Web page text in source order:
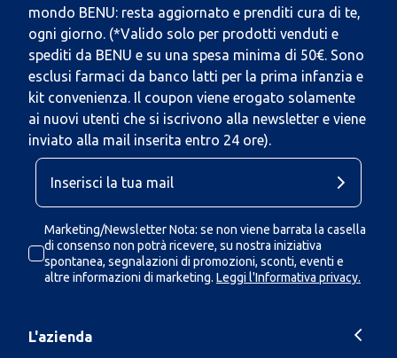
mondo BENU: resta aggiornato e prenditi cura di te,
ogni giorno. (*Valido solo per prodotti venduti e
spediti da BENU e su una spesa minima di 50€. Sono
esclusi farmaci da banco latti per la prima infanzia e
kit convenienza. Il coupon viene erogato solamente
ai nuovi utenti che si iscrivono alla newsletter e viene
inviato alla mail inserita entro 24 ore).
Marketing/Newsletter Nota: se non viene barrata la casella
di consenso non potrà ricevere, su nostra iniziativa
spontanea, segnalazioni di promozioni, sconti, eventi e
altre informazioni di marketing. Leggi l'Informativa privacy.
L'azienda